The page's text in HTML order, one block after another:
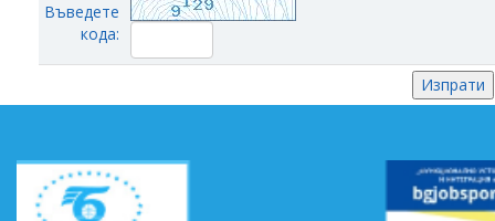
Въведете
кода: